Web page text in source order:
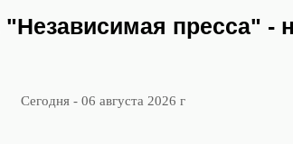
пресса" -
Сегодня - 06 августа 2026 г